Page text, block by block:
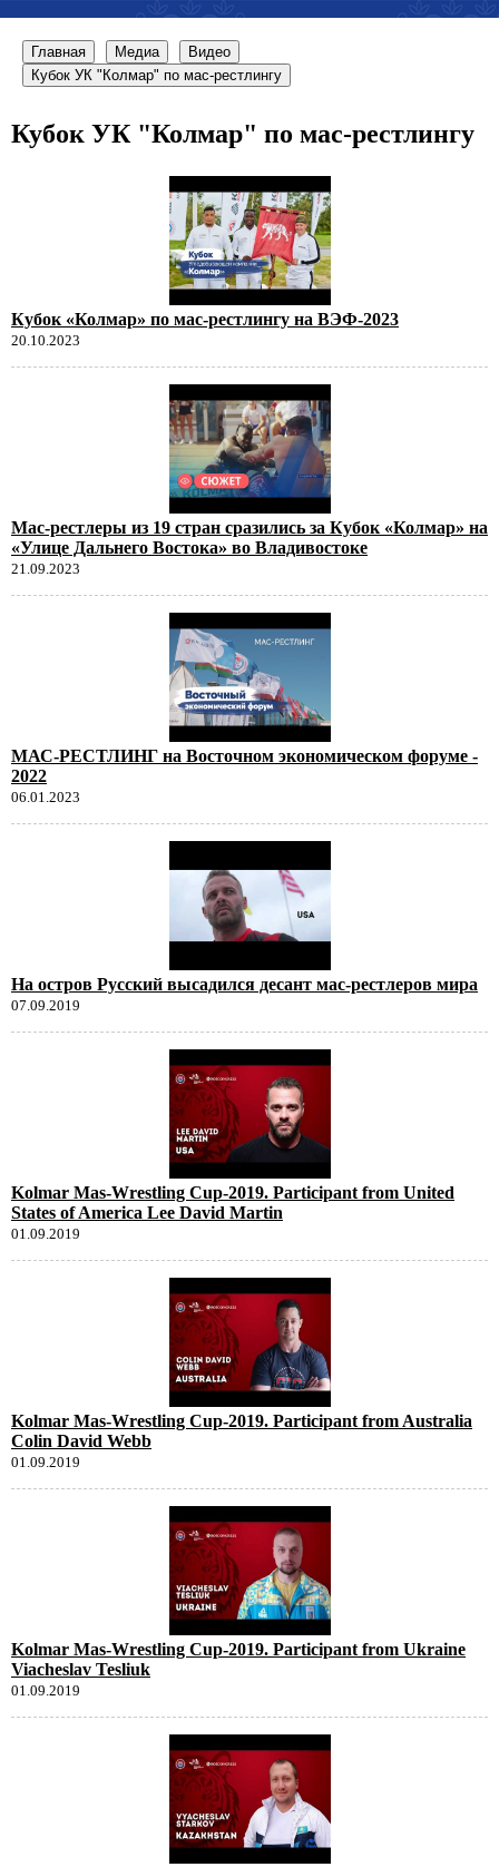
Главная Медиа
Видео
Кубок УК "Колмар" по мас-рестлингу
Кубок УК "Колмар" по мас-рестлингу
Кубок «Колмар» по мас-рестлингу на ВЭФ-2023
20.10.2023
Мас-рестлеры из 19 стран сразились за Кубок «Колмар» на
«Улице Дальнего Востока» во Владивостоке
21.09.2023
МАС-РЕСТЛИНГ на Восточном экономическом форуме -
2022
06.01.2023
На остров Русский высадился десант мас-рестлеров мира
07.09.2019
Kolmar Mas-Wrestling Cup-2019. Participant from United
States of America Lee David Martin
01.09.2019
Kolmar Mas-Wrestling Cup-2019. Participant from Australia
Colin David Webb
01.09.2019
Kolmar Mas-Wrestling Cup-2019. Participant from Ukraine
Viacheslav Tesliuk
01.09.2019